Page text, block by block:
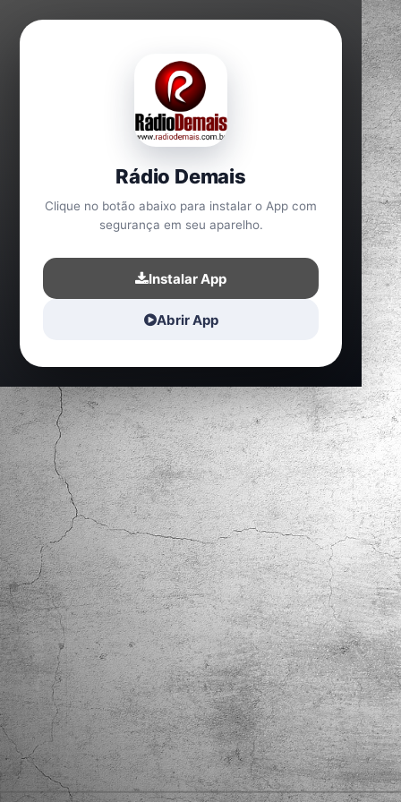
Rádio Demais
Clique no botão abaixo para instalar o App com
segurança em seu aparelho.
Instalar App
Abrir App